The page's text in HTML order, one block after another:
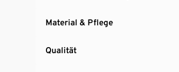
Material & Pflege
Qualität